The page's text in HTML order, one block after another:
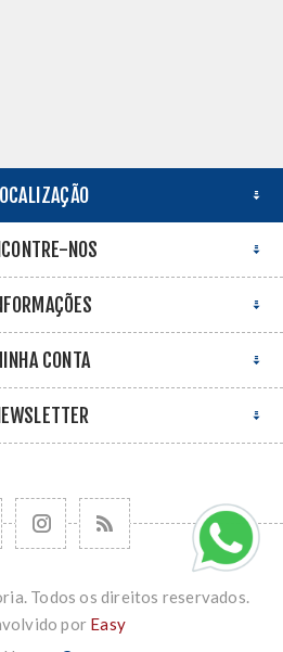
NOS
CONTA
Todos os direitos reservados.
por Easy